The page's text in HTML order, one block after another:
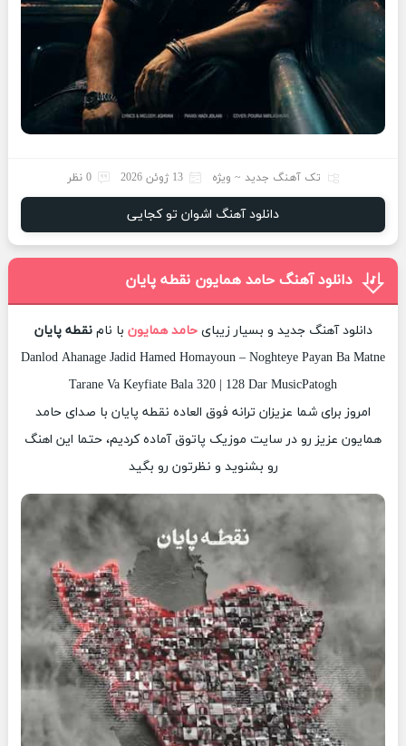
تک آهنگ جدید ~ ویژه 13 ژوئن 2026 0 نظر
دانلود آهنگ اشوان تو کجایی
دانلود آهنگ حامد همایون نقطه پایان
دانلود آهنگ جدید و بسیار زیبایحامد همایون با نامنقطه پایان
Danlod Ahanage Jadid Hamed Homayoun – Noghteye Payan Ba Matne
Tarane Va Keyfiate Bala 320 | 128 Dar MusicPatogh
امروز برای شما عزیزان ترانه فوق العاده نقطه پایان با صدای حامد
همایون عزیز رو در سایت موزیک پاتوق آماده کردیم، حتما این اهنگ
رو بشنوید و نظرتون رو بگید